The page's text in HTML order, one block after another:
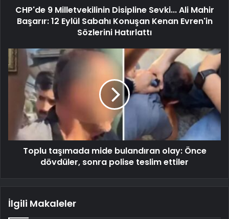
CHP'de 9 Milletvekilinin Disipline Sevki... Ali Mahir
Başarır: 12 Eylül Sabahı Konuşan Kenan Evren'in
Sözlerini Hatırlattı
Toplu taşımada mide bulandıran olay: Önce
dövdüler, sonra polise teslim ettiler
İlgili Makaleler